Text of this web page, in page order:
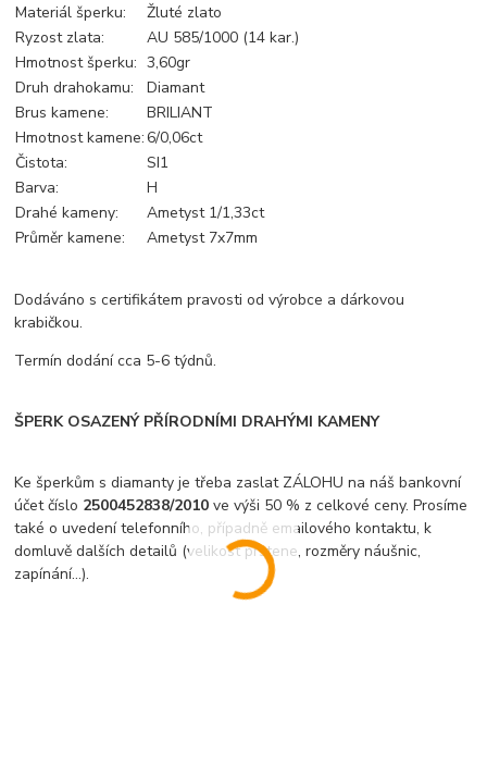
Materiál šperku:
Žluté zlato
Ryzost zlata:
AU 585/1000 (14 kar.)
Hmotnost šperku: 3,60gr
Druh drahokamu:
Diamant
Brus kamene:
BRILIANT
Hmotnost kamene:6/0,06ct
Čistota:
SI1
Barva:
H
Drahé kameny:
Ametyst 1/1,33ct
Průměr kamene:
Ametyst 7x7mm
Dodáváno s certifikátem pravosti od výrobce a dárkovou
krabičkou.
Termín dodání cca 5-6 týdnů.
ŠPERK OSAZENÝ PŘÍRODNÍMI DRAHÝMI KAMENY
Ke šperkům s diamanty je třeba zaslat ZÁLOHU na náš bankovní
účet číslo 2500452838/2010 ve výši 50 % z celkové ceny. Prosíme
také o uvedení telefonního, případně emailového kontaktu, k
domluvě dalších detailů (velikost prstene, rozměry náušnic,
zapínání...).